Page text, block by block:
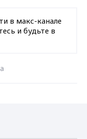
в макс-канале
и будьте в